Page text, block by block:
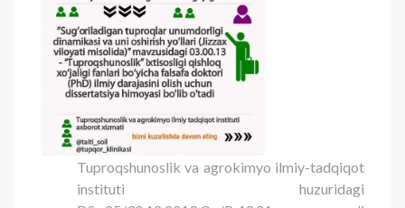
Tuproqshunoslik va agrokimyo ilmiy-tadqiqot
instituti huzuridagi